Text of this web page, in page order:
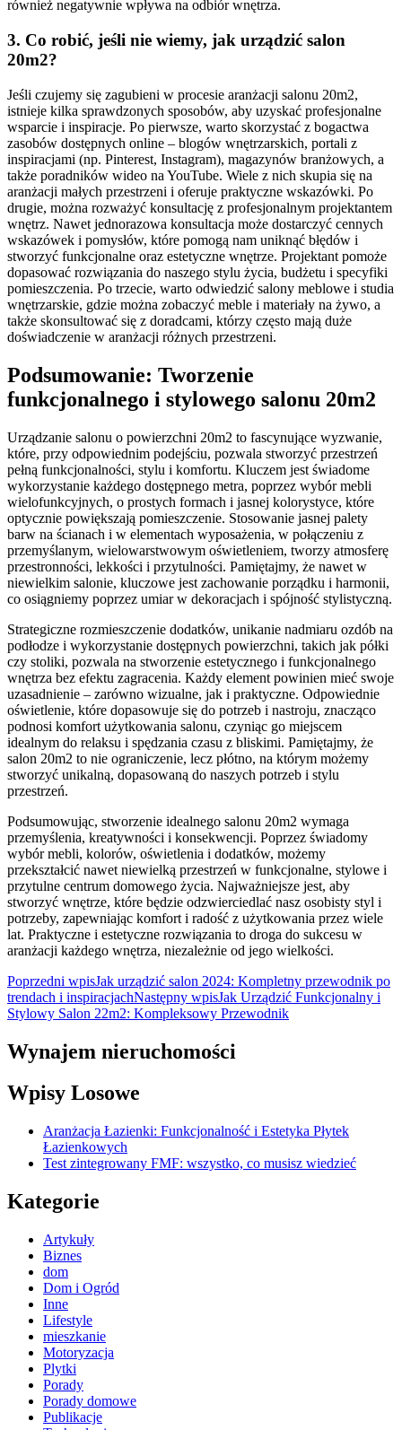
również negatywnie wpływa na odbiór wnętrza.
3. Co robić, jeśli nie wiemy, jak urządzić salon
20m2?
Jeśli czujemy się zagubieni w procesie aranżacji salonu 20m2,
istnieje kilka sprawdzonych sposobów, aby uzyskać profesjonalne
wsparcie i inspiracje. Po pierwsze, warto skorzystać z bogactwa
zasobów dostępnych online – blogów wnętrzarskich, portali z
inspiracjami (np. Pinterest, Instagram), magazynów branżowych, a
także poradników wideo na YouTube. Wiele z nich skupia się na
aranżacji małych przestrzeni i oferuje praktyczne wskazówki. Po
drugie, można rozważyć konsultację z profesjonalnym projektantem
wnętrz. Nawet jednorazowa konsultacja może dostarczyć cennych
wskazówek i pomysłów, które pomogą nam uniknąć błędów i
stworzyć funkcjonalne oraz estetyczne wnętrze. Projektant pomoże
dopasować rozwiązania do naszego stylu życia, budżetu i specyfiki
pomieszczenia. Po trzecie, warto odwiedzić salony meblowe i studia
wnętrzarskie, gdzie można zobaczyć meble i materiały na żywo, a
także skonsultować się z doradcami, którzy często mają duże
doświadczenie w aranżacji różnych przestrzeni.
Podsumowanie: Tworzenie
funkcjonalnego i stylowego salonu 20m2
Urządzanie salonu o powierzchni 20m2 to fascynujące wyzwanie,
które, przy odpowiednim podejściu, pozwala stworzyć przestrzeń
pełną funkcjonalności, stylu i komfortu. Kluczem jest świadome
wykorzystanie każdego dostępnego metra, poprzez wybór mebli
wielofunkcyjnych, o prostych formach i jasnej kolorystyce, które
optycznie powiększają pomieszczenie. Stosowanie jasnej palety
barw na ścianach i w elementach wyposażenia, w połączeniu z
przemyślanym, wielowarstwowym oświetleniem, tworzy atmosferę
przestronności, lekkości i przytulności. Pamiętajmy, że nawet w
niewielkim salonie, kluczowe jest zachowanie porządku i harmonii,
co osiągniemy poprzez umiar w dekoracjach i spójność stylistyczną.
Strategiczne rozmieszczenie dodatków, unikanie nadmiaru ozdób na
podłodze i wykorzystanie dostępnych powierzchni, takich jak półki
czy stoliki, pozwala na stworzenie estetycznego i funkcjonalnego
wnętrza bez efektu zagracenia. Każdy element powinien mieć swoje
uzasadnienie – zarówno wizualne, jak i praktyczne. Odpowiednie
oświetlenie, które dopasowuje się do potrzeb i nastroju, znacząco
podnosi komfort użytkowania salonu, czyniąc go miejscem
idealnym do relaksu i spędzania czasu z bliskimi. Pamiętajmy, że
salon 20m2 to nie ograniczenie, lecz płótno, na którym możemy
stworzyć unikalną, dopasowaną do naszych potrzeb i stylu
przestrzeń.
Podsumowując, stworzenie idealnego salonu 20m2 wymaga
przemyślenia, kreatywności i konsekwencji. Poprzez świadomy
wybór mebli, kolorów, oświetlenia i dodatków, możemy
przekształcić nawet niewielką przestrzeń w funkcjonalne, stylowe i
przytulne centrum domowego życia. Najważniejsze jest, aby
stworzyć wnętrze, które będzie odzwierciedlać nasz osobisty styl i
potrzeby, zapewniając komfort i radość z użytkowania przez wiele
lat. Praktyczne i estetyczne rozwiązania to droga do sukcesu w
aranżacji każdego wnętrza, niezależnie od jego wielkości.
Nawigacja
wpisu
Poprzedni wpisJak urządzić salon 2024: Kompletny przewodnik po
trendach i inspiracjachNastępny wpisJak Urządzić Funkcjonalny i
Stylowy Salon 22m2: Kompleksowy Przewodnik
Wynajem nieruchomości
Wpisy Losowe
Aranżacja Łazienki: Funkcjonalność i Estetyka Płytek
Łazienkowych
Test zintegrowany FMF: wszystko, co musisz wiedzieć
Kategorie
Artykuły
Biznes
dom
Dom i Ogród
Inne
Lifestyle
mieszkanie
Motoryzacja
Plytki
Porady
Porady domowe
Publikacje